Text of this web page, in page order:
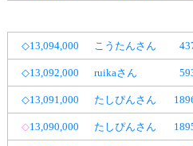
◇13,094,000 こうたんさん
◇13,092,000 ruikaさん
◇13,091,000 たしぴんさん
◇13,090,000 たしぴんさん